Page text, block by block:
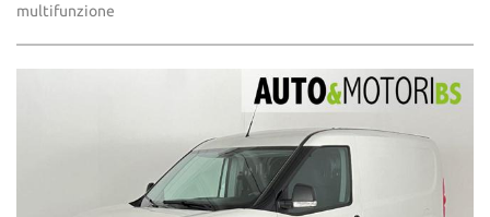
multifunzione